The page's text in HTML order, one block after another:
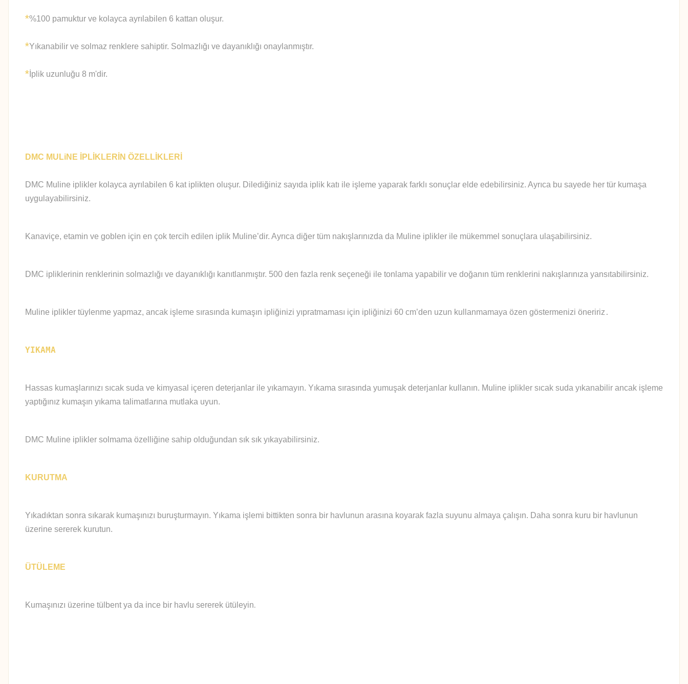
*%100 pamuktur ve kolayca ayrılabilen 6 kattan oluşur.
*Yıkanabilir ve solmaz renklere sahiptir. Solmazlığı ve dayanıklığı onaylanmıştır.
* İplik uzunluğu 8 m'dir.
DMC MULiNE İPLİKLERİN ÖZELLİKLERİ
DMC Muline iplikler kolayca ayrılabilen 6 kat iplikten oluşur. Dilediğiniz sayıda iplik katı ile işleme yaparak farklı sonuçlar elde edebilirsiniz. Ayrıca bu sayede her tür kumaşa
uygulayabilirsiniz.
Kanaviçe, etamin ve goblen için en çok tercih edilen iplik Muline’dir. Ayrıca diğer tüm nakışlarınızda da Muline iplikler ile mükemmel sonuçlara ulaşabilirsiniz.
DMC ipliklerinin renklerinin solmazlığı ve dayanıklığı kanıtlanmıştır. 500 den fazla renk seçeneği ile tonlama yapabilir ve doğanın tüm renklerini nakışlarınıza yansıtabilirsiniz.
Muline iplikler tüylenme yapmaz, ancak işleme sırasında kumaşın ipliğinizi yıpratmaması için ipliğinizi 60 cm’den uzun kullanmamaya özen göstermenizi öneririz .
YIKAMA
Hassas kumaşlarınızı sıcak suda ve kimyasal içeren deterjanlar ile yıkamayın. Yıkama sırasında yumuşak deterjanlar kullanın. Muline iplikler sıcak suda yıkanabilir ancak işleme
yaptığınız kumaşın yıkama talimatlarına mutlaka uyun.
DMC Muline iplikler solmama özelliğine sahip olduğundan sık sık yıkayabilirsiniz.
KURUTMA
Yıkadıktan sonra sıkarak kumaşınızı buruşturmayın. Yıkama işlemi bittikten sonra bir havlunun arasına koyarak fazla suyunu almaya çalışın. Daha sonra kuru bir havlunun
üzerine sererek kurutun.
ÜTÜLEME
Kumaşınızı üzerine tülbent ya da ince bir havlu sererek ütüleyin.